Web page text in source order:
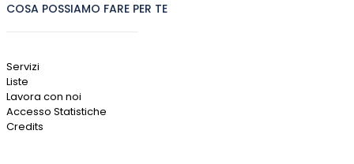
COSA POSSIAMO FARE PER TE
Servizi
Liste
Lavora con noi
Accesso Statistiche
Credits